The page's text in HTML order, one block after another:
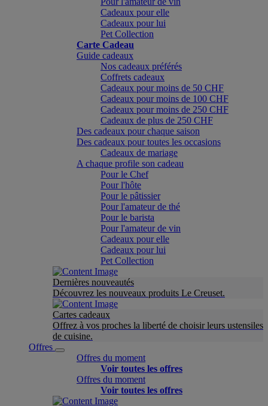
Cadeaux pour elle
Cadeaux pour lui
Pet Collection
Carte Cadeau
Guide cadeaux
Nos cadeaux préférés
Coffrets cadeaux
Cadeaux pour moins de 50 CHF
Cadeaux pour moins de 100 CHF
Cadeaux pour moins de 250 CHF
Cadeaux de plus de 250 CHF
Des cadeaux pour chaque saison
Des cadeaux pour toutes les occasions
Cadeaux de mariage
A chaque profile son cadeau
Pour le Chef
Pour l'hôte
Pour le pâtissier
Pour l'amateur de thé
Pour le barista
Pour l'amateur de vin
Cadeaux pour elle
Cadeaux pour lui
Pet Collection
Dernières nouveautés
Découvrez les nouveaux produits Le Creuset.
Cartes cadeaux
Offrez à vos proches la liberté de choisir leurs ustensiles
de cuisine.
Offres
Offres du moment
Voir toutes les offres
Offres du moment
Voir toutes les offres